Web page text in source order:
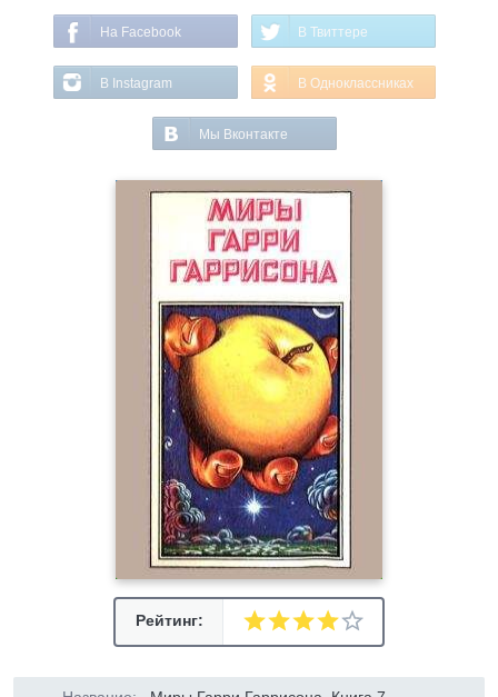
На Facebook В Твиттере
В Instagram В Одноклассниках
Мы Вконтакте
Рейтинг: